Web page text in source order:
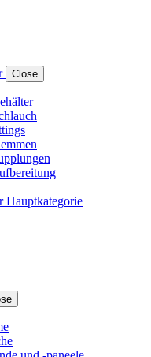
Close
Hauptkategorie